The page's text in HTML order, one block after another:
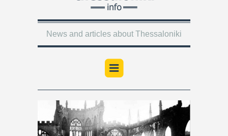
News and articles about Thessaloniki